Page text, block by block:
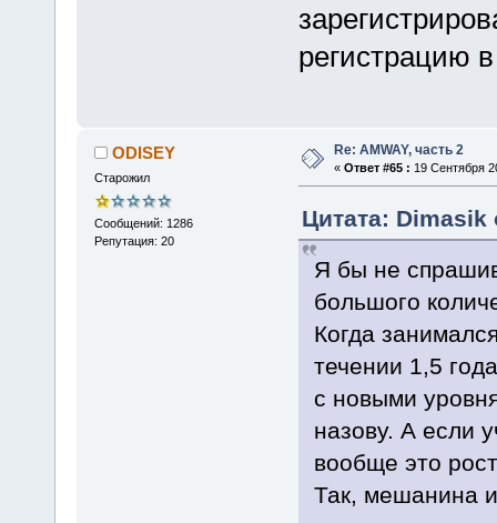
регистрацию
ODISEY
Старожил
Сообщений: 1286
Репутация: 20
Re: AMWAY, часть 2
« Ответ #65 : 19 Сентября
Цитата: Dimasik
Я бы не
большого
Когда
течении 1,5
с новыми
назову. А если
вообще это
Так, мешанина